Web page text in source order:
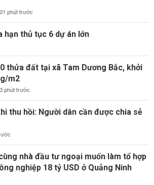
01 phút trước
hạn thủ tục 6 dự án lớn
thửa đất tại xã Tam Dương Bắc, khởi
m2
3 phút trước
thu hồi: Người dân cần được chia sẻ
nhà đầu tư ngoại muốn làm tổ hợp
nghiệp 18 tỷ USD ở Quảng Ninh